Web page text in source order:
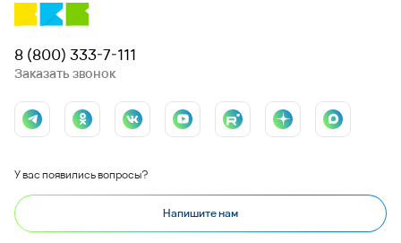
8 (800) 333-7-111
Заказать звонок
У вас появились вопросы?
Напишите нам